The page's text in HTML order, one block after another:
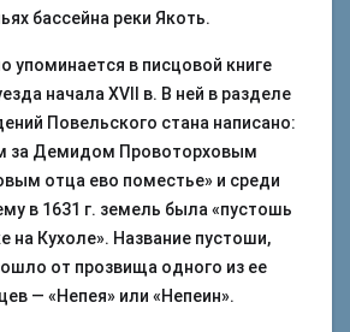
бассейна реки Якоть.
упоминается в писцовой книге
начала XVII в. В ней в разделе
Повельского стана написано:
за Демидом Провоторховым
отца ево поместье» и среди
в 1631 г. земель была «пустошь
на Кухоле». Название пустоши,
от прозвища одного из ее
— «Непея» или «Непеин».